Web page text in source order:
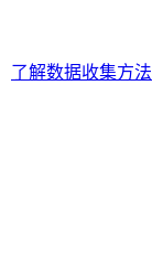
了解数据收集方法